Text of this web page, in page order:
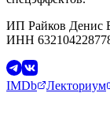
ИП Райков Денис
ИНН
IMDb Лекториум